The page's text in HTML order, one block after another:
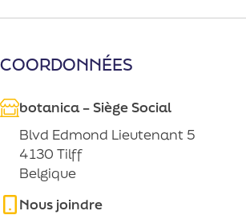
COORDONNÉES
botanica – Siège Social
Blvd Edmond Lieutenant 5
4130 Tilff
Belgique
Nous joindre